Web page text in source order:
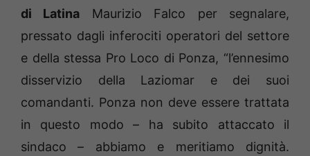
di Latina Maurizio Falco per segnalare,
pressato dagli inferociti operatori del settore
e della stessa Pro Loco di Ponza, “l’ennesimo
disservizio della Laziomar e dei suoi
comandanti. Ponza non deve essere trattata
in questo modo – ha subito attaccato il
sindaco – abbiamo e meritiamo dignità.